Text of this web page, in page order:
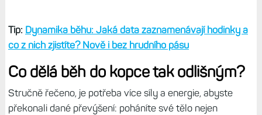
Tip: Dynamika běhu: Jaká data zaznamenávají hodinky a
co z nich zjistíte? Nově i bez hrudního pásu
Co dělá běh do kopce tak odlišným?
Stručně řečeno, je potřeba více síly a energie, abyste
překonali dané převýšení: poháníte své tělo nejen